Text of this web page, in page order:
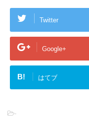
Twitter
Google+
B! はてブ
-